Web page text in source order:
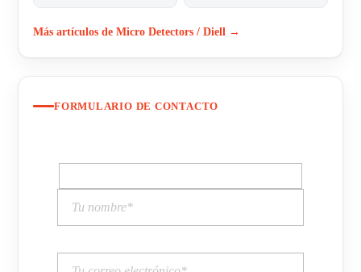
Más artículos de Micro Detectors / Diell →
FORMULARIO DE CONTACTO